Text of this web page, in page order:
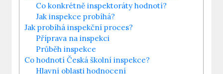
Co konkrétně inspektoráty hodnotí?
Jak inspekce probíhá?
Jak probíhá inspekční proces?
Příprava na​ inspekci
Průběh ⁣inspekce
Co hodnotí​ Česká školní inspekce?
Hlavní oblasti hodnocení